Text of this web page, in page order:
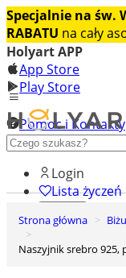
Specjalnie na św.
RABATU na cały
Holyart APP
App Store
Play Store
Pomoc i Kontakty
+48 222 922 860
Login
Lista życzeń
0
Strona główna
Naszyjnik srebro